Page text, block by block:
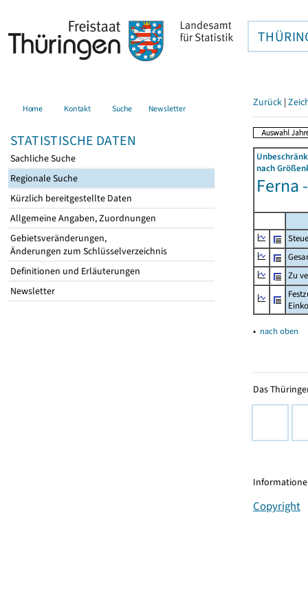
Home Kontakt Suche Newsletter
STATISTISCHE DATEN
Sachliche Suche
Regionale Suche
Kürzlich bereitgestellte Daten
Allgemeine Angaben, Zuordnungen
Gebietsveränderungen,
Änderungen zum Schlüsselverzeichnis
Definitionen und Erläuterungen
Newsletter
Zurück |
nach
Ferna
Zu
▴ nach oben
Das
Copyright